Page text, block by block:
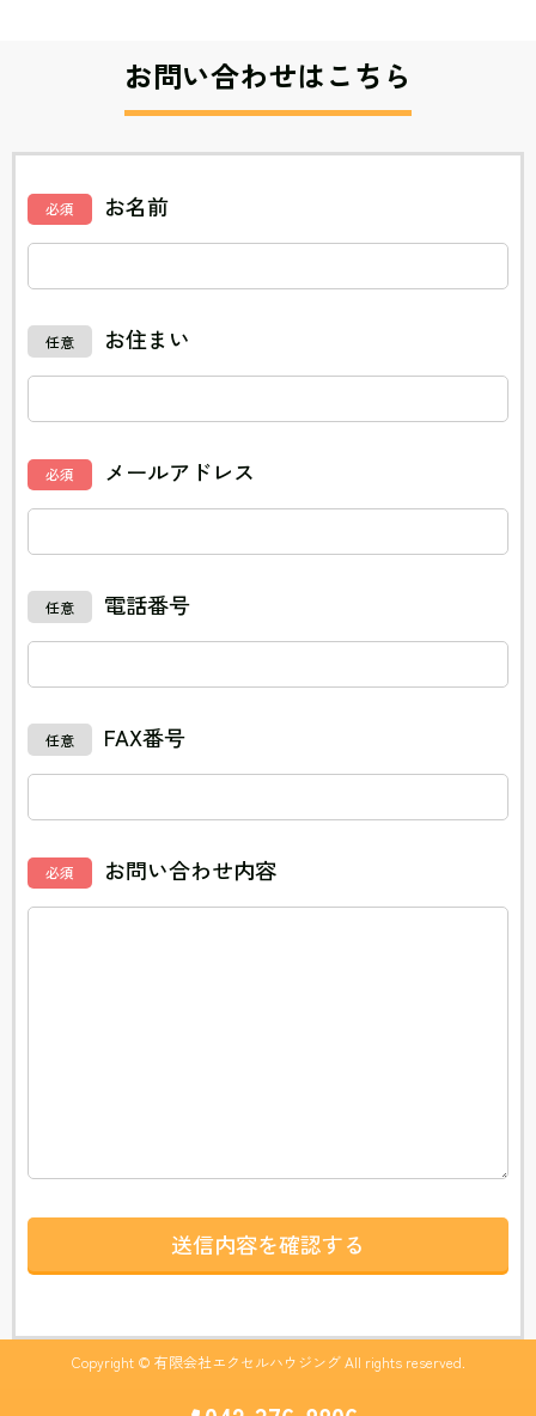
お問い合わせはこちら
必須 お名前
任意 お住まい
必須 メールアドレス
任意 電話番号
任意 FAX番号
必須 お問い合わせ内容
Copyright © 有限会社エクセルハウジング All rights reserved.